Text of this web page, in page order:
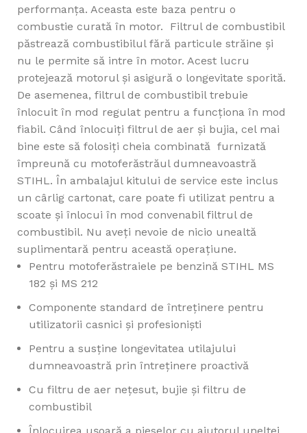
performanța. Aceasta este baza pentru o
combustie curată în motor. Filtrul de combustibil
păstrează combustibilul fără particule străine și
nu le permite să intre în motor. Acest lucru
protejează motorul și asigură o longevitate sporită.
De asemenea, filtrul de combustibil trebuie
înlocuit în mod regulat pentru a funcționa în mod
fiabil. Când înlocuiți filtrul de aer și bujia, cel mai
bine este să folosiți cheia combinată furnizată
împreună cu motoferăstrăul dumneavoastră
STIHL. În ambalajul kitului de service este inclus
un cârlig cartonat, care poate fi utilizat pentru a
scoate și înlocui în mod convenabil filtrul de
combustibil. Nu aveți nevoie de nicio unealtă
suplimentară pentru această operațiune.
Pentru motoferăstraiele pe benzină STIHL MS
182 și MS 212
Componente standard de întreținere pentru
utilizatorii casnici și profesioniști
Pentru a susține longevitatea utilajului
dumneavoastră prin întreținere proactivă
Cu filtru de aer nețesut, bujie și filtru de
combustibil